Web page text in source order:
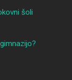
šoli